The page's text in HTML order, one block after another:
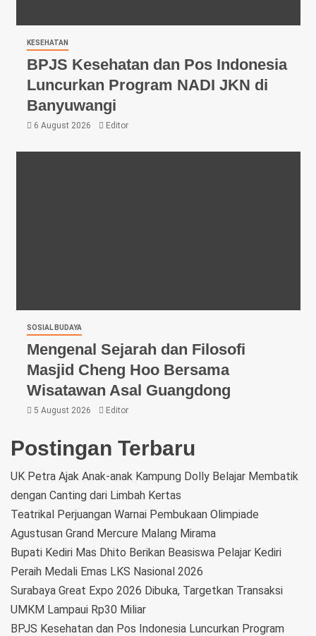
KESEHATAN
BPJS Kesehatan dan Pos Indonesia
Luncurkan Program NADI JKN di
Banyuwangi
6 August 2026 Editor
SOSIAL BUDAYA
Mengenal Sejarah dan Filosofi
Masjid Cheng Hoo Bersama
Wisatawan Asal Guangdong
5 August 2026 Editor
Postingan Terbaru
UK Petra Ajak Anak-anak Kampung Dolly Belajar Membatik
dengan Canting dari Limbah Kertas
Teatrikal Perjuangan Warnai Pembukaan Olimpiade
Agustusan Grand Mercure Malang Mirama
Bupati Kediri Mas Dhito Berikan Beasiswa Pelajar Kediri
Peraih Medali Emas LKS Nasional 2026
Surabaya Great Expo 2026 Dibuka, Targetkan Transaksi
UMKM Lampaui Rp30 Miliar
BPJS Kesehatan dan Pos Indonesia Luncurkan Program